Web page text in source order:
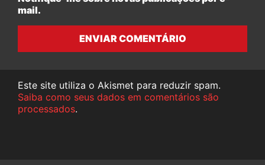
mail.
ENVIAR COMENTÁRIO
Este site utiliza o Akismet para reduzir spam.
Saiba como seus dados em comentários são
processados.